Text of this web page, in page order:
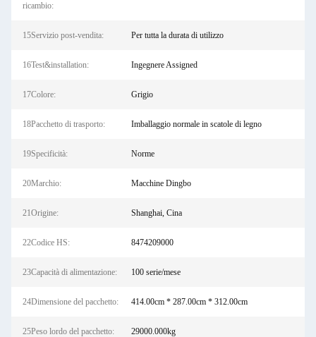
ricambio:
15Servizio post-vendita: Per tutta la durata di utilizzo
16Test&installation: Ingegnere Assigned
17Colore: Grigio
18Pacchetto di trasporto: Imballaggio normale in scatole di legno
19Specificità: Norme
20Marchio: Macchine Dingbo
21Origine: Shanghai, Cina
22Codice HS: 8474209000
23Capacità di alimentazione: 100 serie/mese
24Dimensione del pacchetto: 414.00cm * 287.00cm * 312.00cm
25Peso lordo del pacchetto: 29000.000kg